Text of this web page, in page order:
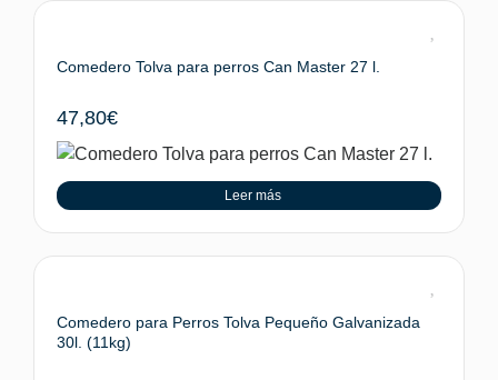
Comedero Tolva para perros Can Master 27 l.
47,80€
Leer más
Comedero para Perros Tolva Pequeño Galvanizada
30l. (11kg)